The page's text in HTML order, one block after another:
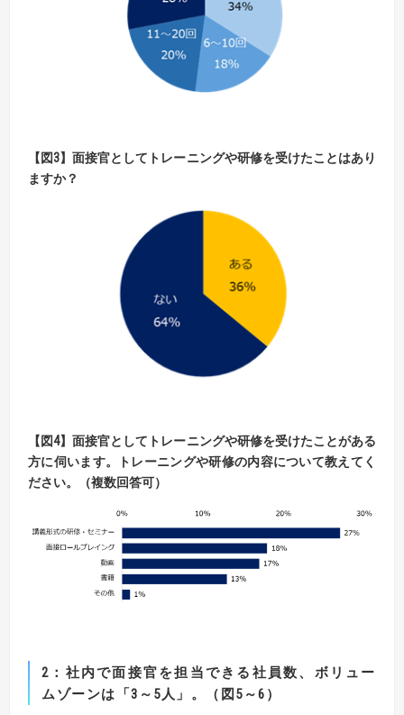
【 図3】面接官としてトレーニングや研修を受けたことはあり
ますか？
【 図4】面接官としてトレーニングや研修を受けたことがある
方に伺います。
トレーニングや研修の内容について教えてく
ださい。（複数回答可）
2 ：社内で面接官を担当できる社員数、ボリュー
ムゾーンは「3～5人」。（図5～6）